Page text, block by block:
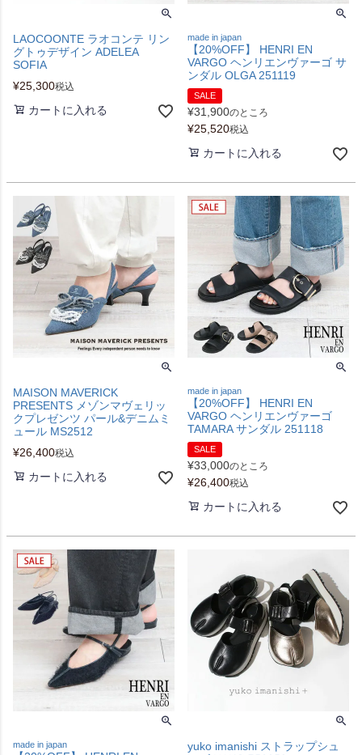
LAOCOONTE ラオコンテ リン
グトゥデザイン ADELEA
SOFIA
¥25,300税込
カートに入れる
made in japan
【20%OFF】 HENRI EN
VARGO ヘンリエンヴァーゴ サ
ンダル OLGA 251119
SALE
¥31,900のところ
¥25,520税込
カートに入れる
MAISON MAVERICK
PRESENTS メゾンマヴェリッ
クプレゼンツ パール&デニムミ
ュール MS2512
¥26,400税込
カートに入れる
made in japan
【20%OFF】 HENRI EN
VARGO ヘンリエンヴァーゴ
TAMARA サンダル 251118
SALE
¥33,000のところ
¥26,400税込
カートに入れる
made in japan
yuko imanishi ストラップシュ